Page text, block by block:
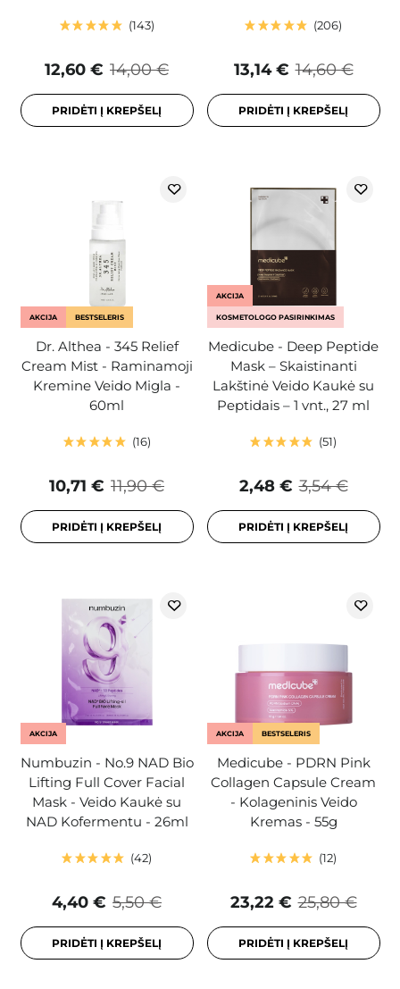
143
14,00 €
12,60 €
PRIDĖTI Į KREPŠELĮ
206
14,60 €
13,14 €
PRIDĖTI Į KREPŠELĮ
AKCIJA BESTSELERIS
Dr. Althea - 345 Relief
Cream Mist - Raminamoji
Kremine Veido Migla -
60ml
16
11,90 €
10,71 €
PRIDĖTI Į KREPŠELĮ
AKCIJA
KOSMETOLOGO PASIRINKIMAS
Medicube - Deep Peptide
Mask – Skaistinanti
Lakštinė Veido Kaukė su
Peptidais – 1 vnt., 27 ml
51
3,54 €
2,48 €
PRIDĖTI Į KREPŠELĮ
AKCIJA
Numbuzin - No.9 NAD Bio
Lifting Full Cover Facial
Mask - Veido Kaukė su
NAD Kofermentu - 26ml
42
5,50 €
4,40 €
PRIDĖTI Į KREPŠELĮ
AKCIJA BESTSELERIS
Medicube - PDRN Pink
Collagen Capsule Cream
- Kolageninis Veido
Kremas - 55g
12
25,80 €
23,22 €
PRIDĖTI Į KREPŠELĮ